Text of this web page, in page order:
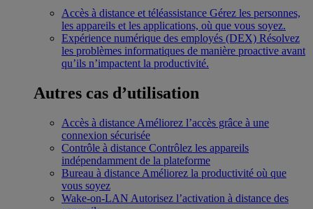
Accès à distance et téléassistance Gérez les personnes,
les appareils et les applications, où que vous soyez.
Expérience numérique des employés (DEX) Résolvez
les problèmes informatiques de manière proactive avant
qu’ils n’impactent la productivité.
Autres cas d’utilisation
Accès à distance Améliorez l’accès grâce à une
connexion sécurisée
Contrôle à distance Contrôlez les appareils
indépendamment de la plateforme
Bureau à distance Améliorez la productivité où que
vous soyez
Wake-on-LAN Autorisez l’activation à distance des